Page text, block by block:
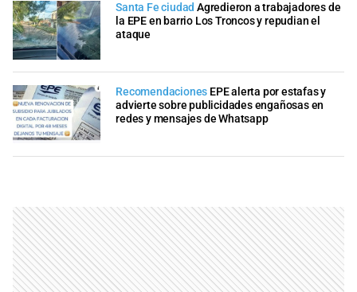
Santa Fe ciudad Agredieron a trabajadores de
la EPE en barrio Los Troncos y repudian el
ataque
Recomendaciones EPE alerta por estafas y
advierte sobre publicidades engañosas en
redes y mensajes de Whatsapp